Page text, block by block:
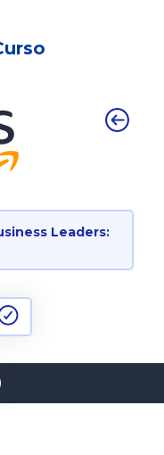
Leaders: